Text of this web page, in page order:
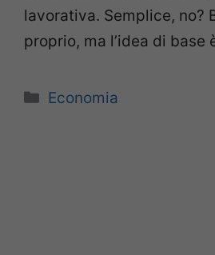
lavorativa. Semplice, no?
proprio, ma l’idea di base
Categorie
Economia